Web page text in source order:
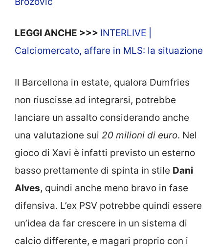
LEGGI ANCHE >>> INTERLIVE |
Calciomercato, affare in MLS: la situazione
Il Barcellona in estate, qualora Dumfries
non riuscisse ad integrarsi, potrebbe
lanciare un assalto considerando anche
una valutazione sui 20 milioni di euro. Nel
gioco di Xavi è infatti previsto un esterno
basso prettamente di spinta in stile Dani
Alves, quindi anche meno bravo in fase
difensiva. L’ex PSV potrebbe quindi essere
un’idea da far crescere in un sistema di
calcio differente, e magari proprio con i